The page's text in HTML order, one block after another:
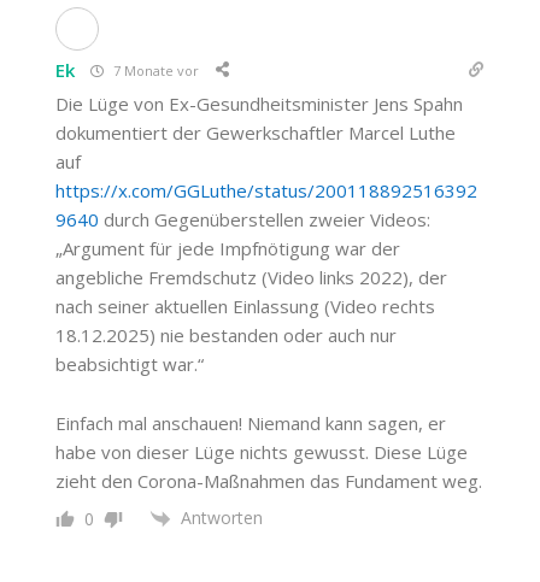
Ek 7 Monate vor
Die Lüge von Ex-Gesundheitsminister Jens Spahn
dokumentiert der Gewerkschaftler Marcel Luthe
auf
https://x.com/GGLuthe/status/200118892516392
9640 durch Gegenüberstellen zweier Videos:
„Argument für jede Impfnötigung war der
angebliche Fremdschutz (Video links 2022), der
nach seiner aktuellen Einlassung (Video rechts
18.12.2025) nie bestanden oder auch nur
beabsichtigt war.“
Einfach mal anschauen! Niemand kann sagen, er
habe von dieser Lüge nichts gewusst. Diese Lüge
zieht den Corona-Maßnahmen das Fundament weg.
0 Antworten